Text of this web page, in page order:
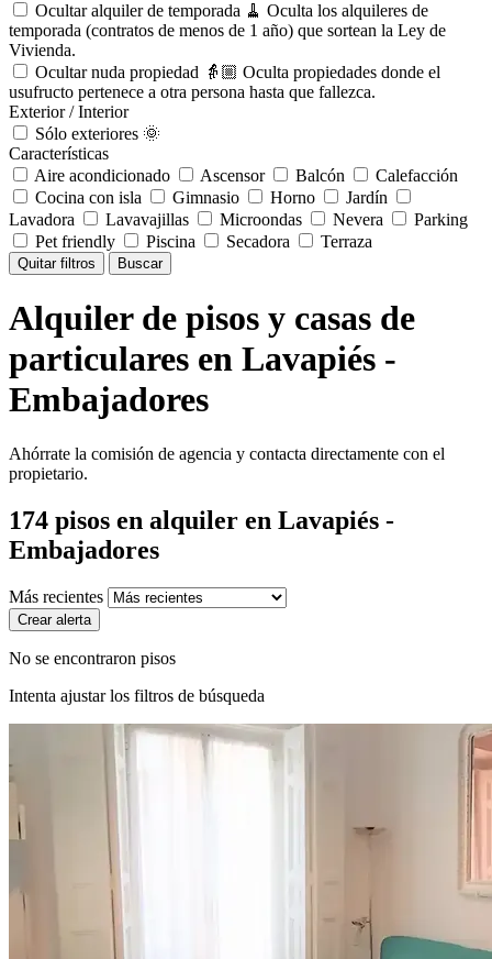
Ocultar alquiler de temporada 🧹 Oculta los alquileres de
temporada (contratos de menos de 1 año) que sortean la Ley de
Vivienda.
Ocultar nuda propiedad 👵🏼 Oculta propiedades donde el
usufructo pertenece a otra persona hasta que fallezca.
Exterior / Interior
Sólo exteriores 🌞
Características
Aire acondicionado
Ascensor Balcón
Calefacción
Cocina con isla
Gimnasio Horno
Jardín
Lavadora
Lavavajillas Microondas Nevera
Parking
Pet friendly
Piscina Secadora Terraza
Quitar filtros Buscar
Alquiler de pisos y casas de
particulares en Lavapiés -
Embajadores
Ahórrate la comisión de agencia y contacta directamente con el
propietario.
174 pisos en alquiler en Lavapiés -
Embajadores
Más recientes
Crear alerta
No se encontraron pisos
Intenta ajustar los filtros de búsqueda